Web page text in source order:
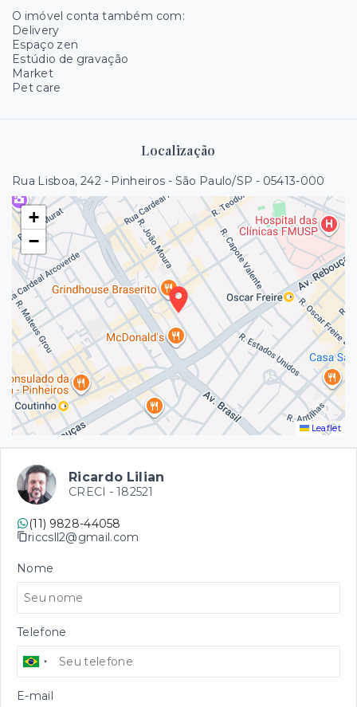
O imóvel conta também com:
Delivery
Espaço zen
Estúdio de gravação
Market
Pet care
Localização
Rua Lisboa, 242 - Pinheiros - São Paulo/SP - 05413-000
+
−
Leaflet
Ricardo Lilian
CRECI - 182521
(11) 9828-44058
riccsll2@gmail.com
Nome
Telefone
E-mail